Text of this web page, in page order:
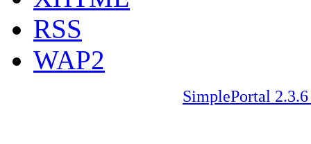
RSS
WAP2
SimplePortal